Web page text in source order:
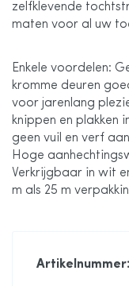
zelfklevende
maten voor al uw
Enkele voordelen:
kromme deuren
voor jarenlang
knippen en plakken
geen vuil en verf
Hoge
Verkrijgbaar in wit
m als 25 m
Artikelnummer